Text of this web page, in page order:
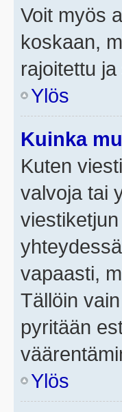
Voit myös
koskaan,
rajoitettu
Ylös
Kuinka
Kuten
valvoja tai
vapaasti,
Tällöin
pyritään
Ylös